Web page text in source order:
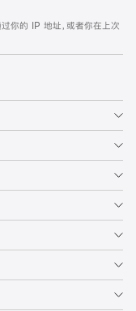
你的 IP 地址，或者你在上次